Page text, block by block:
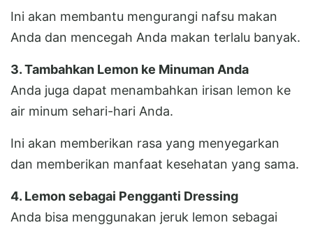
Ini akan membantu mengurangi nafsu makan
Anda dan mencegah Anda makan terlalu banyak.
3. Tambahkan Lemon ke Minuman Anda
Anda juga dapat menambahkan irisan lemon ke
air minum sehari-hari Anda.
Ini akan memberikan rasa yang menyegarkan
dan memberikan manfaat kesehatan yang sama.
4. Lemon sebagai Pengganti Dressing
Anda bisa menggunakan jeruk lemon sebagai